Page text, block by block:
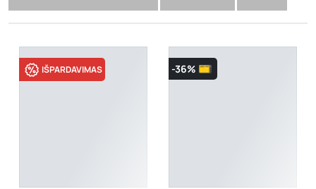
IŠPARDAVIMAS -36%